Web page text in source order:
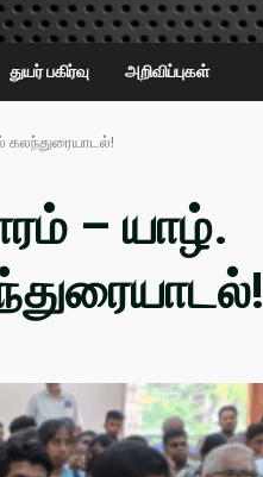
துயர் பகிர்வு அறிவிப்புகள்
கலந்துரையாடல்!
– யாழ்.